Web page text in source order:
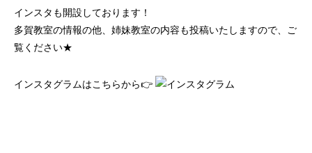
インスタも開設しております！
多賀教室の情報の他、姉妹教室の内容も投稿いたしますので、ご
覧ください★
インスタグラムはこちらから👉